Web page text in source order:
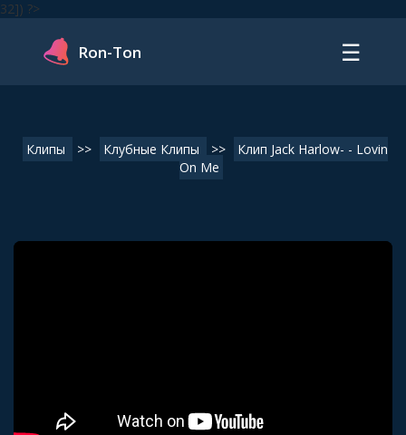
32]) ?>
Ron-Ton ☰
Клипы >> Клубные Клипы >>
Клип Jack Harlow- - Lovin
On Me